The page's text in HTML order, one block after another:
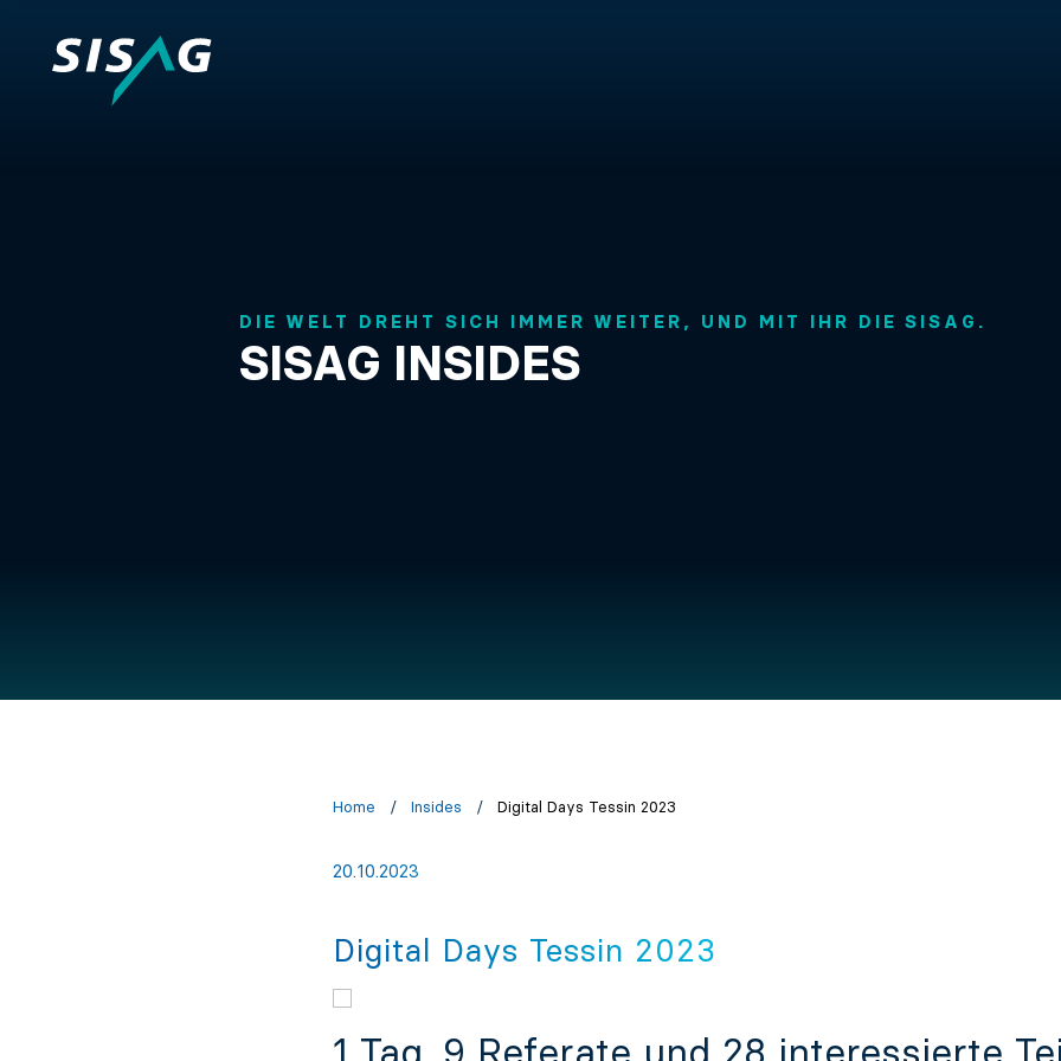
DIE WELT DREHT SICH IMMER WEITER, UND MIT IHR DIE SISAG.
SISAG INSIDES
Home / Insides / Digital Days Tessin 2023
20.10.2023
Digital Days Tessin 2023
1 Tag, 9 Referate und 28 interessierte